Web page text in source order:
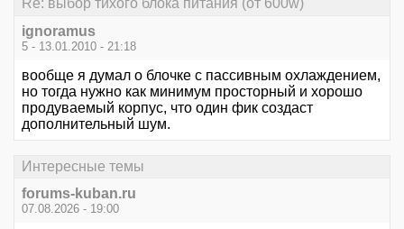
Re: выбор тихого блока питания (от 600w)
ignoramus
5 - 13.01.2010 - 21:18
вообще я думал о блочке с пассивным охлаждением,
но тогда нужно как минимум просторный и хорошо
продуваемый корпус, что один фик создаст
дополнительный шум.
Интересные темы
forums-kuban.ru
07.08.2026 - 19:00